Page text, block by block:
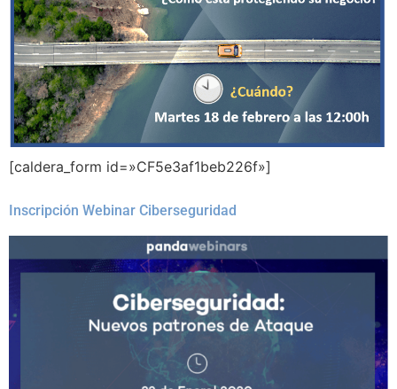
[caldera_form id=»CF5e3af1beb226f»]
Inscripción Webinar Ciberseguridad